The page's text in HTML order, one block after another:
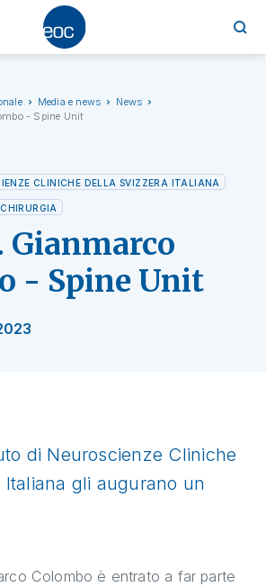
Media e news
News
- Spine Unit
CLINICHE DELLA SVIZZERA ITALIANA
Gianmarco
- Spine Unit
di Neuroscienze Cliniche
gli augurano un
Colombo è entrato a far parte